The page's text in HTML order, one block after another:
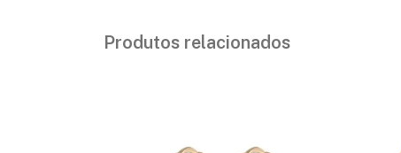
Produtos relacionados